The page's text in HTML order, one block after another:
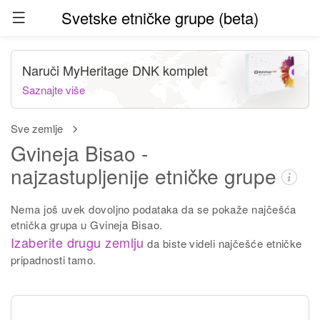
Svetske etničke grupe (beta)
Sve zemlje
Gvineja Bisao -
najzastupljenije etničke grupe
Nema još uvek dovoljno podataka da se pokaže najčešća
etnička grupa u Gvineja Bisao.
Izaberite drugu zemlju da biste videli najčešće etničke
pripadnosti tamo.
Naruči MyHeritage DNK komplet
Saznajte više